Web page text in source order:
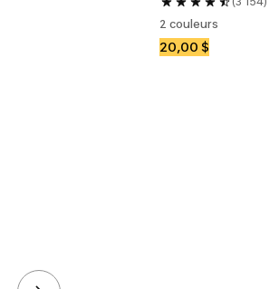
2 couleurs
20,00 $